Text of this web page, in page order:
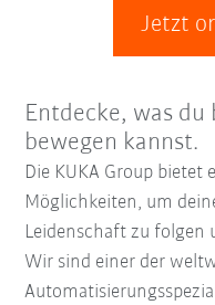
Jetzt
Entdecke, was du
bewegen kannst.
Die KUKA Group bietet
Möglichkeiten, um
Leidenschaft zu folgen
Wir sind einer der